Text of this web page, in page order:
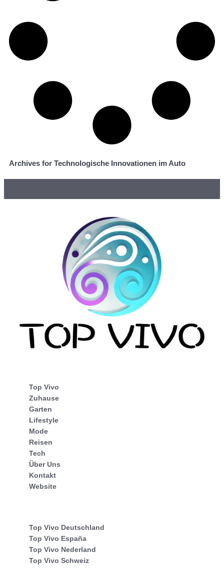
Archives for Technologische Innovationen im Auto
Top Vivo
Zuhause
Garten
Lifestyle
Mode
Reisen
Tech
Über Uns
Kontakt
Website
Top Vivo Deutschland
Top Vivo España
Top Vivo Nederland
Top Vivo Schweiz